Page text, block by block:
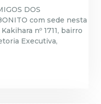
DOS
com sede nesta
nº 1711, bairro
Executiva,